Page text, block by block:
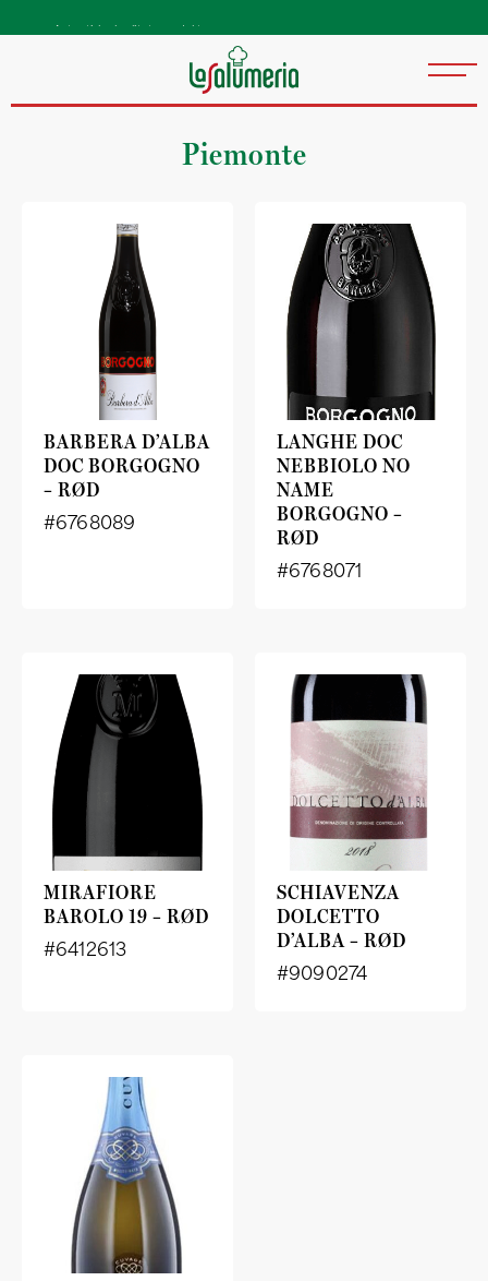
Piemonte
BARBERA D’ALBA
DOC BORGOGNO
– RØD
#6768089
LANGHE DOC
NEBBIOLO NO
NAME
BORGOGNO –
RØD
#6768071
MIRAFIORE
BAROLO 19 – RØD
#6412613
SCHIAVENZA
DOLCETTO
D’ALBA – RØD
#9090274